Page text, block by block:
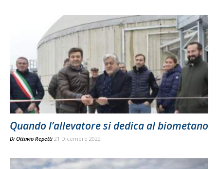
Quando l’allevatore si dedica al biometano
Di Ottavio Repetti 21 Dicembre 2022